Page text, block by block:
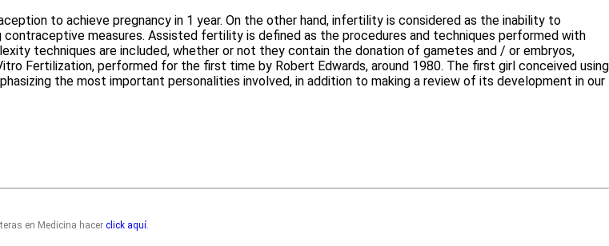
to achieve pregnancy in 1 year. On the other hand, infertility is considered as the inability to
measures. Assisted fertility is defined as the procedures and techniques performed with
techniques are included, whether or not they contain the donation of gametes and / or embryos,
Fertilization, performed for the first time by Robert Edwards, around 1980. The first girl conceived using
the most important personalities involved, in addition to making a review of its development in our
en Medicina hacer click aquí.